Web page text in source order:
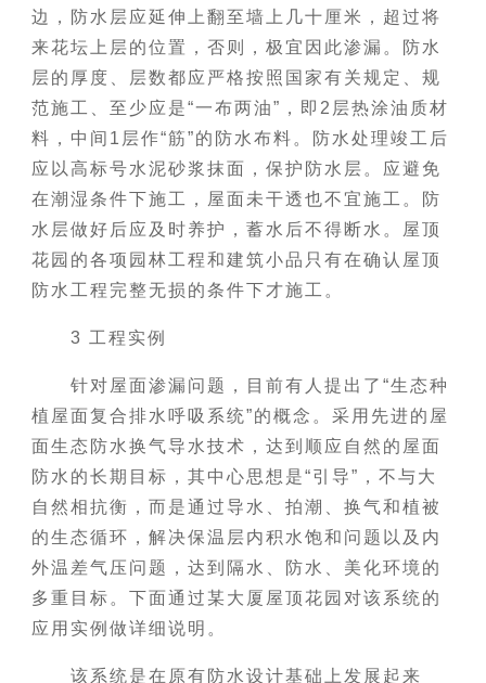
边，防水层应延伸上翻至墙上几十厘米，超过将
来花坛上层的位置，否则，极宜因此渗漏。防水
层的厚度、层数都应严格按照国家有关规定、规
范施工、至少应是“一布两油”，即2层热涂油质材
料，中间1层作“筋”的防水布料。防水处理竣工后
应以高标号水泥砂浆抹面，保护防水层。应避免
在潮湿条件下施工，屋面未干透也不宜施工。防
水层做好后应及时养护，蓄水后不得断水。屋顶
花园的各项园林工程和建筑小品只有在确认屋顶
防水工程完整无损的条件下才施工。
3 工程实例
针对屋面渗漏问题，目前有人提出了“生态种
植屋面复合排水呼吸系统”的概念。采用先进的屋
面生态防水换气导水技术，达到顺应自然的屋面
防水的长期目标，其中心思想是“引导”，不与大
自然相抗衡，而是通过导水、拍潮、换气和植被
的生态循环，解决保温层内积水饱和问题以及内
外温差气压问题，达到隔水、防水、美化环境的
多重目标。下面通过某大厦屋顶花园对该系统的
应用实例做详细说明。
该系统是在原有防水设计基础上发展起来